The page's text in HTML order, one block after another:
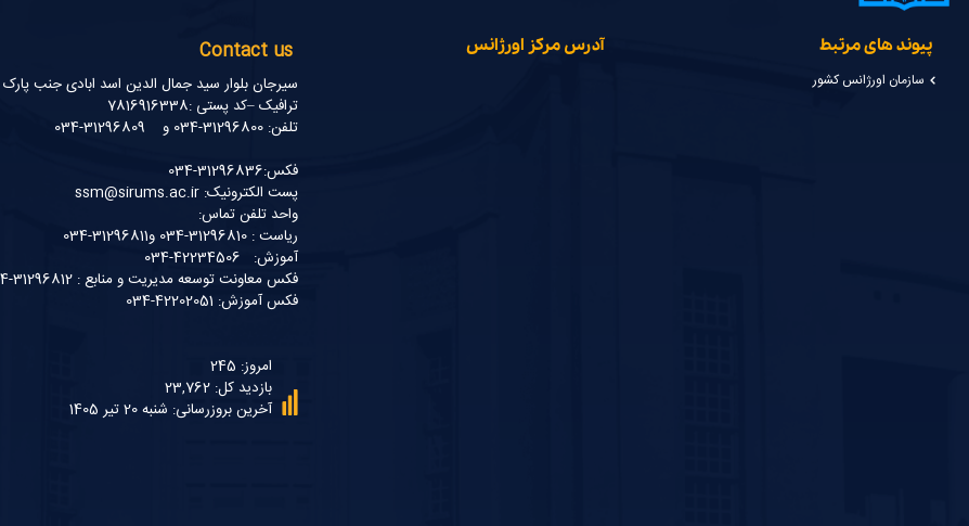
پیوند های مرتبط
سازمان اورژانس کشور
آدرس مرکز اورژانس Contact us
سیرجان بلوار سید جمال الدین اسد ابادی جنب پارک
ترافیک –کد پستی :7816916338
تلفن: 31296800-034 و 31296809-034
فکس:31296836-034
پست الکترونیک: ssm@sirums.ac.ir
واحد تلفن تماس:
ریاست : 31296810-034 و31296811-034
آموزش: 42234506-034
فکس معاونت توسعه مدیریت و منابع : 31296812-034
فکس آموزش: 42202051-034
امروز: 245
بازدید کل: 23,762
آخرین بروزرسانی: شنبه 20 تیر 1405